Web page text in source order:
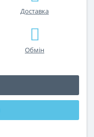
Доставка
Обмін